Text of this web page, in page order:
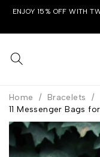
ENJOY 15% OFF WITH
Home / Bracelets
/
11 Messenger Bags